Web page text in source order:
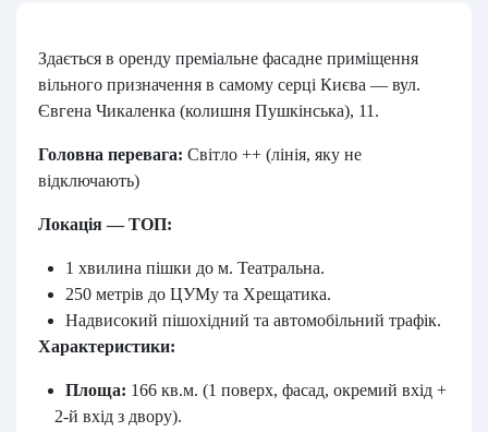
Здається в оренду преміальне фасадне приміщення
вільного призначення в самому серці Києва — вул.
Євгена Чикаленка (колишня Пушкінська), 11.
Головна перевага: Світло ++ (лінія, яку не
відключають)
Локація — ТОП:
1 хвилина пішки до м. Театральна.
250 метрів до ЦУМу та Хрещатика.
Надвисокий пішохідний та автомобільний трафік.
Характеристики:
Площа: 166 кв.м. (1 поверх, фасад, окремий вхід +
2-й вхід з двору).